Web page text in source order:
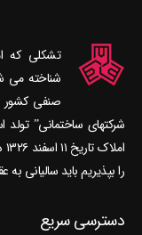
تشکلی که
صنفی کشور
را بپذیریم باید سالیانی
دسترسی سریع